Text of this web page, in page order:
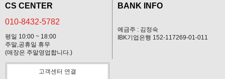
CS CENTER
010-8432-5782
평일 10:00 ~ 18:00
주말,공휴일 휴무
(매장은 주말영업합니다.)
BANK INFO
예금주 : 김정숙
IBK기업은행 152-117269-01-011
고객센터 연결